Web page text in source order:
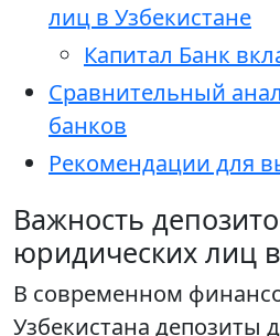
лиц в Узбекистане
Капитал Банк
Сравнительный
банков
Рекомендации для
Важность
юридических лиц
В современном
Узбекистана депозиты